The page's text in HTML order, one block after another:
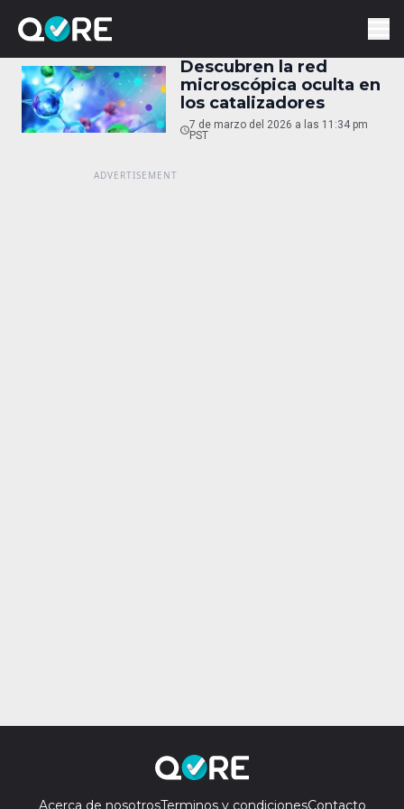
Descubren la red
microscópica oculta en
los catalizadores
7 de marzo del 2026 a las 11:34 pm
PST
Acerca de nosotrosTerminos y condicionesContacto